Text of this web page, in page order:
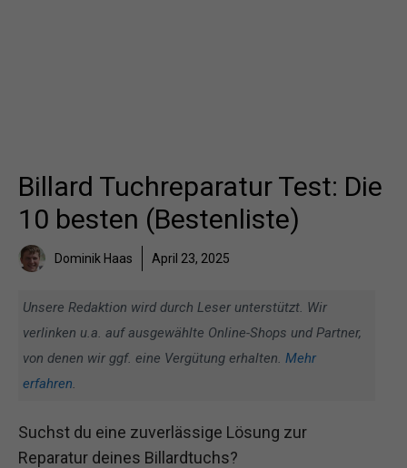
Billard Tuchreparatur Test: Die
10 besten (Bestenliste)
Dominik Haas April 23, 2025
Unsere Redaktion wird durch Leser unterstützt. Wir
verlinken u.a. auf ausgewählte Online-Shops und Partner,
von denen wir ggf. eine Vergütung erhalten. Mehr
erfahren.
Suchst du eine zuverlässige Lösung zur
Reparatur deines Billardtuchs?